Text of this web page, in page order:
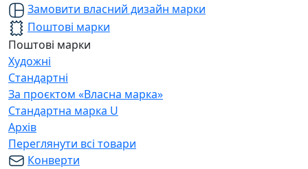
Замовити власний дизайн марки
Поштові марки
Поштові марки
Художні
Стандартні
За проєктом «Власна марка»
Стандартна марка U
Архів
Переглянути всі товари
Конверти